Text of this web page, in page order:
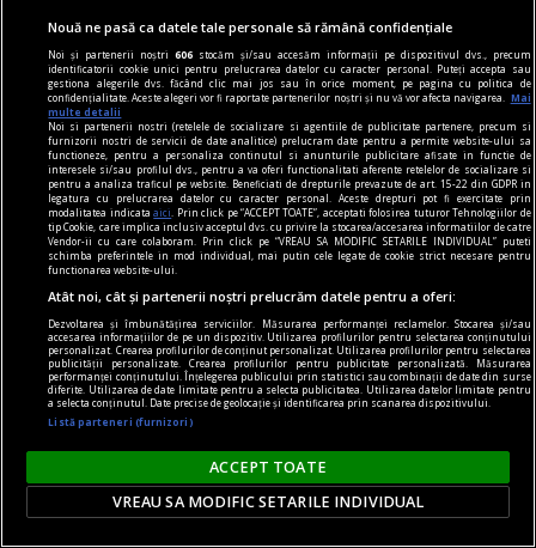
Și totuși, posteritatea lui este impresionantă și
oricine mai simte românește nu poate să nu
simtă o înaltă emoție gîndindu-se la el.
Sever VOINESCU
accent pe istorie
Lech Walesa, din istorie și din prezent
Nouă ne pasă ca datele tale personale să rămână confidențiale
Noi și partenerii noștri606 stocăm și/sau accesăm informații pe dispozitivul dvs., precum
identificatorii cookie unici pentru prelucrarea datelor cu caracter personal. Puteți accepta sau
gestiona alegerile dvs. făcând clic mai jos sau în orice moment, pe pagina cu politica de
confidențialitate. Aceste alegeri vor fi raportate partenerilor noștri și nu vă vor afecta navigarea.
Mai
multe detalii
Noi si partenerii nostri (retelele de socializare si agentiile de publicitate partenere, precum si
furnizorii nostri de servicii de date analitice) prelucram date pentru a permite website-ului sa
functioneze, pentru a personaliza continutul si anunturile publicitare afisate in functie de
interesele si/sau profilul dvs., pentru a va oferi functionalitati aferente retelelor de socializare si
pentru a analiza traficul pe website. Beneficiati de drepturile prevazute de art. 15-22 din GDPR in
legatura cu prelucrarea datelor cu caracter personal. Aceste drepturi pot fi exercitate prin
modalitatea indicataaici
. Prin click pe “ACCEPT TOATE”, acceptati folosirea tuturor Tehnologiilor de
tip Cookie, care implica inclusiv acceptul dvs. cu privire la stocarea/accesarea informatiilor de catre
Vendor-ii cu care colaboram. Prin click pe “VREAU SA MODIFIC SETARILE INDIVIDUAL” puteti
schimba preferintele in mod individual, mai putin cele legate de cookie strict necesare pentru
functionarea website-ului.
Atât noi, cât și partenerii noștri prelucrăm datele pentru a oferi:
Dezvoltarea și îmbunătățirea serviciilor. Măsurarea performanței reclamelor. Stocarea și/sau
accesarea informațiilor de pe un dispozitiv. Utilizarea profilurilor pentru selectarea conținutului
personalizat. Crearea profilurilor de conținut personalizat. Utilizarea profilurilor pentru selectarea
publicității personalizate. Crearea profilurilor pentru publicitate personalizată. Măsurarea
performanței conținutului. Înțelegerea publicului prin statistici sau combinații de date din surse
diferite. Utilizarea de date limitate pentru a selecta publicitatea. Utilizarea datelor limitate pentru
a selecta conținutul. Date precise de geolocație și identificarea prin scanarea dispozitivului.
Listă parteneri (furnizori)
ACCEPT TOATE
VREAU SA MODIFIC SETARILE INDIVIDUAL